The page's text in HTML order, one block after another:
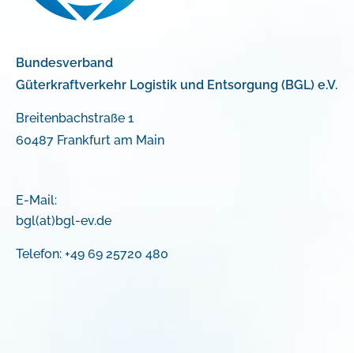
Bundesverband
Güterkraftverkehr Logistik und Entsorgung (BGL) e.V.
Breitenbachstraße 1
60487 Frankfurt am Main
E-Mail:
bgl(at)bgl-ev.de
Telefon: +49 69 25720 480